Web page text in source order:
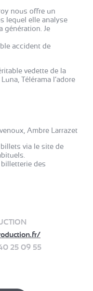
nous offre un
lequel elle analyse
génération. Je
accident de
vedette de la
Télérama l’adore
Ambre Larrazet
via le site de
des
25 09 55